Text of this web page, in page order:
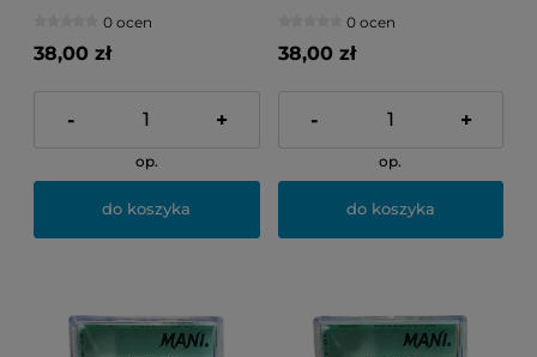
0 ocen
38,00 zł
- +
op.
do koszyka
0 ocen
38,00 zł
- +
op.
do koszyka